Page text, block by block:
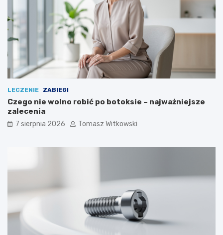
LECZENIE ZABIEGI
Czego nie wolno robić po botoksie – najważniejsze
zalecenia
7 sierpnia 2026 Tomasz Witkowski